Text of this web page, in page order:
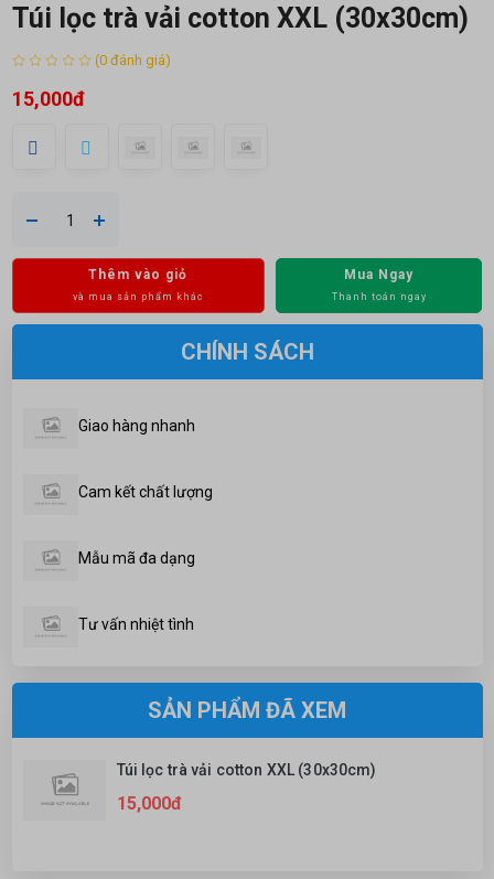
Túi lọc trà vải cotton XXL (30x30cm)
(0 đánh giá)
15,000đ
Thêm vào giỏ
và mua sản phẩm khác
Mua Ngay
Thanh toán ngay
CHÍNH SÁCH
Giao hàng nhanh
Cam kết chất lượng
Mẫu mã đa dạng
Tư vấn nhiệt tình
SẢN PHẨM ĐÃ XEM
Túi lọc trà vải cotton XXL (30x30cm)
15,000đ